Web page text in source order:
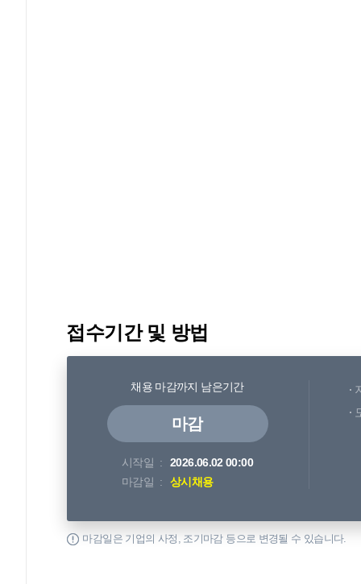
접수기간 및 방법
채용 마감까지 남은기간
마감
시작일
2026.06.02 00:00
마감일
상시채용
마감일은 기업의 사정, 조기마감 등으로 변경될 수 있습니다.